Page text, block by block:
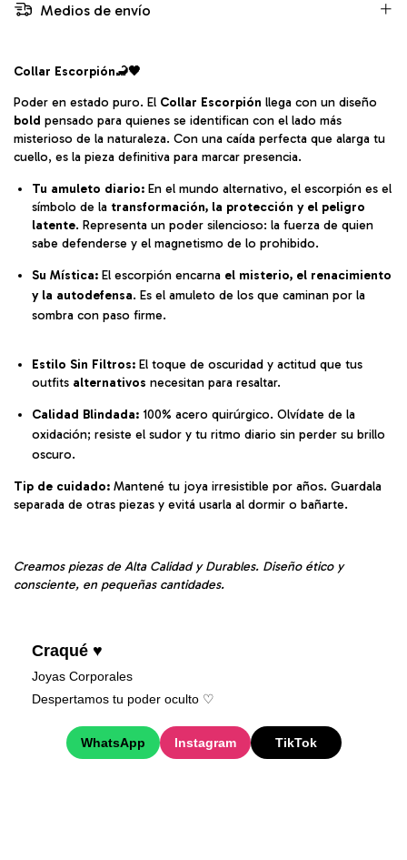
Medios de envío
Collar Escorpión🦂🖤
Poder en estado puro. El Collar Escorpión llega con un diseño
bold pensado para quienes se identifican con el lado más
misterioso de la naturaleza. Con una caída perfecta que alarga tu
cuello, es la pieza definitiva para marcar presencia.
Tu amuleto diario: En el mundo alternativo, el escorpión es el
símbolo de la transformación, la protección y el peligro
latente. Representa un poder silencioso: la fuerza de quien
sabe defenderse y el magnetismo de lo prohibido.
Su Mística: El escorpión encarna el misterio, el renacimiento
y la autodefensa. Es el amuleto de los que caminan por la
sombra con paso firme.
Estilo Sin Filtros: El toque de oscuridad y actitud que tus
outfits alternativos necesitan para resaltar.
Calidad Blindada: 100% acero quirúrgico. Olvídate de la
oxidación; resiste el sudor y tu ritmo diario sin perder su brillo
oscuro.
Tip de cuidado: Mantené tu joya irresistible por años. Guardala
separada de otras piezas y evitá usarla al dormir o bañarte.
Creamos piezas de Alta Calidad y Durables. Diseño ético y
consciente, en pequeñas cantidades.
Craqué ♥
Joyas Corporales
Despertamos tu poder oculto ♡︎
WhatsApp Instagram TikTok